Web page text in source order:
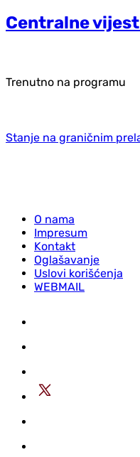
Centralne
Trenutno na programu
Stanje na graničnim
O nama
Impresum
Kontakt
Oglašavanje
Uslovi korišćenja
WEBMAIL